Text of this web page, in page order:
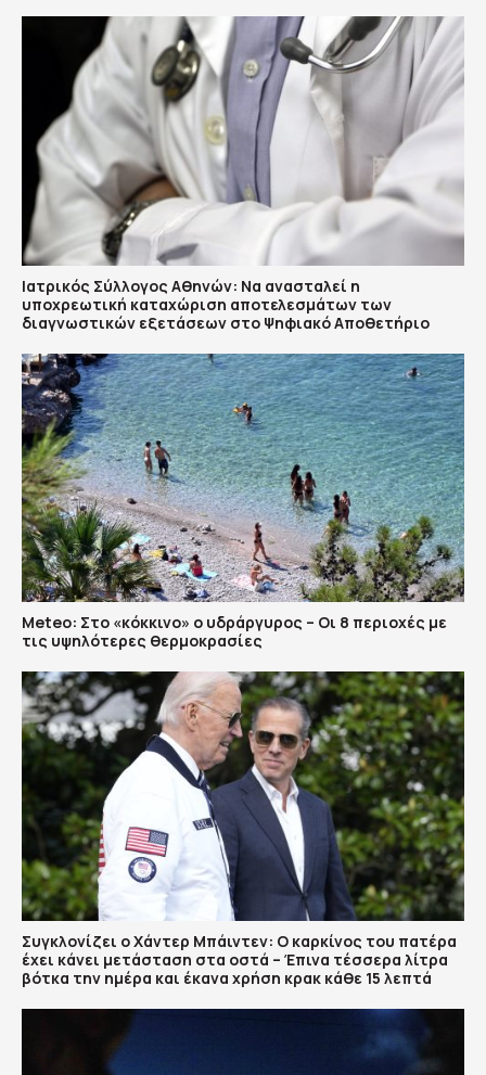
Ιατρικός Σύλλογος Αθηνών: Να ανασταλεί η
υποχρεωτική καταχώριση αποτελεσμάτων των
διαγνωστικών εξετάσεων στο Ψηφιακό Αποθετήριο
Meteo: Στο «κόκκινο» ο υδράργυρος – Οι 8 περιοχές με
τις υψηλότερες θερμοκρασίες
Συγκλονίζει ο Χάντερ Μπάιντεν: Ο καρκίνος του πατέρα
έχει κάνει μετάσταση στα οστά – Έπινα τέσσερα λίτρα
βότκα την ημέρα και έκανα χρήση κρακ κάθε 15 λεπτά